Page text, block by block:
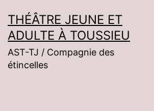
au
contenu
THÉÂTRE JEUNE ET
ADULTE À TOUSSIEU
AST-TJ / Compagnie des
étincelles